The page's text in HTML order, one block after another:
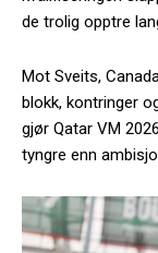
de trolig opptre
Mot Sveits,
blokk, kontringer
gjør Qatar VM
tyngre enn